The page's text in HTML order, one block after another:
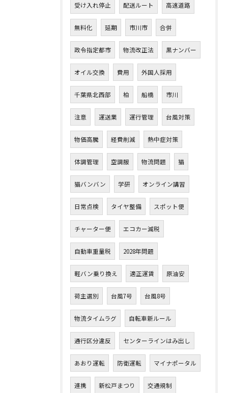
受け入れ停止 配送ルート 高速道路
無料化 延期 市川市 合併
政令指定都市 物流改正法 黒ナンバー
オイル交換 費用 外国人採用
千葉県北西部 柏 船橋 市川
注意 運送業 運行管理 台風対策
物価高騰 経費削減 熱中症対策
体調管理 空調服 物流問題 猫
猫バンバン 学研 オンライン講習
日常点検 タイヤ整備 スポット便
チャーター便 エコカー減税
自動車重量税 2028年問題
軽バン乗り換え 適正運賃 原油安
荷主選別 台風7号 台風8号
物流タイムラグ 自転車新ルール
通行区分違反 センターラインはみ出し
あおり運転 防衛運転 マイナポータル
連携 新松戸まつり 交通規制